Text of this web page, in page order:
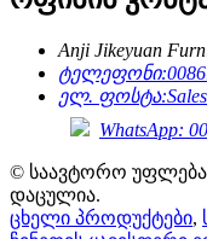
Anji Jikeyuan
ტელეფონი:
ელ. ფოსტა:
WhatsApp:
© საავტორო უფლება
დაცულია.
ცხელი პროდუქტები,